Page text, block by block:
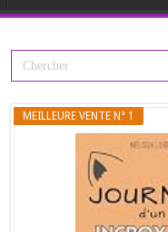
MEILLEURE VENTE N° 1